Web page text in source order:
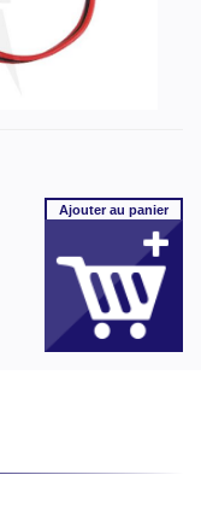
Ajouterau panier